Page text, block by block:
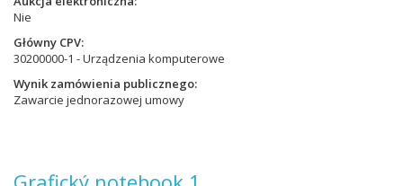
Nie
Główny CPV
30200000-1 - Urządzenia komputerowe
Wynik zamówienia publicznego
Zawarcie jednorazowej umowy